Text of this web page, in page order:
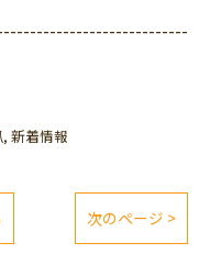
新着情報
次のページ >